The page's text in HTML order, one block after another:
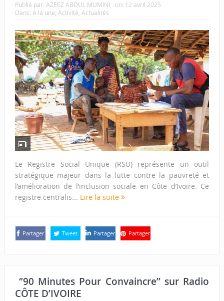
Publié par: AZEEZ ABDUL MUMINI on: 12 avril 2025
Dans: A la une, Activité, Actualités
Le Registre Social Unique (RSU) représente un outil
stratégique majeur dans la lutte contre la pauvreté et
l’amélioration de l’inclusion sociale en Côte d’Ivoire. Ce
registre centralis... Lire la suite
Partager Tweet Partager Partager
‘’90 Minutes Pour Convaincre’’ sur Radio
CÔTE D’IVOIRE